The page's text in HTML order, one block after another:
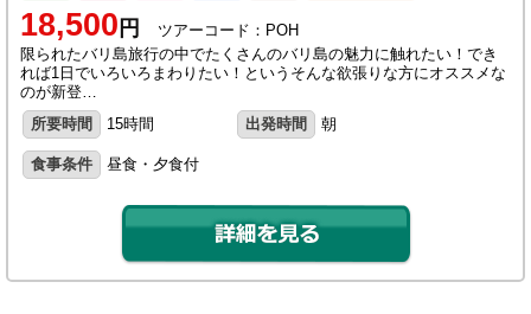
18,500 円
ツアーコード：POH
限られたバリ島旅行の中でたくさんのバリ島の魅力に触れたい！でき
れば1日でいろいろまわりたい！というそんな欲張りな方にオススメな
のが新登…
所要時間
15時間 出発時間 朝
食事条件 昼食・夕食付